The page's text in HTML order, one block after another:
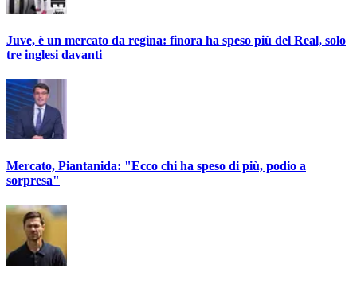
Juve, è un mercato da regina: finora ha speso più del Real, solo
tre inglesi davanti
Mercato, Piantanida: "Ecco chi ha speso di più, podio a
sorpresa"